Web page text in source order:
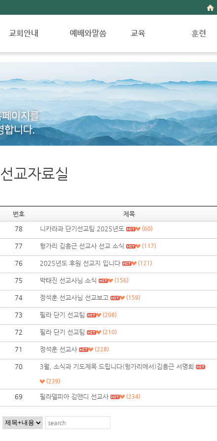
교회안내 예배와말씀 교육 훈련
교회연혁(한글)
담임목사소개
섬기는 사람들
찾아오시는길
금주의말씀
새벽예배 말씀
수요예배 말씀
집회영상 및 동영상
주일 설교 나눔지
유초등부
중고등부
청대학부
한국어학교
새가족반
양육훈련
제자훈련
사역훈련
선교자료실
번호 제목
78
니카라과 단기선교팀 2025년도 (60)
77 헝가리 김흥근 선교사 선교 소식 (117)
76 2025년도 후원 선교지 입니다 (121)
75 박태진 선교사님 소식 (156)
74 정석훈 선교사님 선교보고 (159)
73 필라 단기 선교팀 (208)
72 필라 단기 선교팀 (210)
71 정석훈 선교사 (228)
70 3월, 소식과 기도제목 드립니다(헝가리에서)김흥근 서명희
(239)
69 필라델피아 김앤디 선교사 (234)